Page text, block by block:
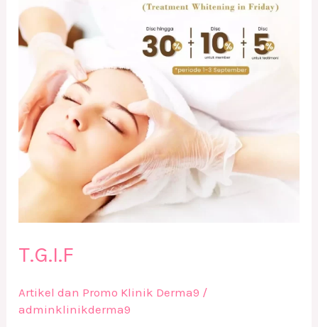
T.G.I.F
Artikel dan Promo Klinik Derma9 /
adminklinikderma9